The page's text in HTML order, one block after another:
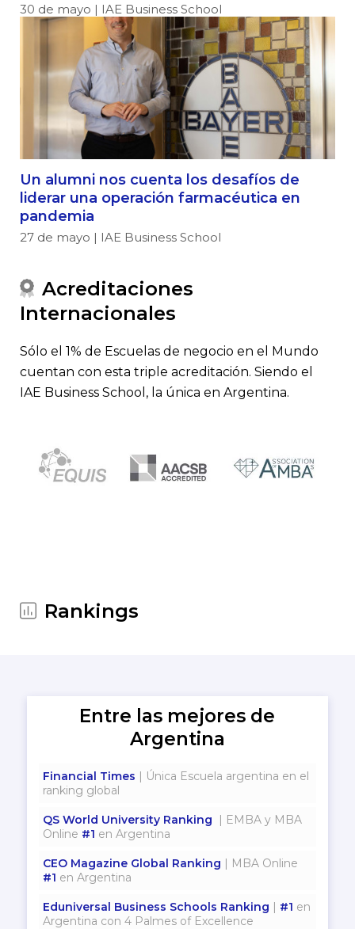
30 de mayo | IAE Business School
Un alumni nos cuenta los desafíos de
liderar una operación farmacéutica en
pandemia
27 de mayo | IAE Business School
Acreditaciones
Internacionales
Sólo el 1% de Escuelas de negocio en el Mundo
cuentan con esta triple acreditación. Siendo el
IAE Business School, la única en Argentina.
Rankings
Entre las mejores de
Argentina
Financial Times | Única Escuela argentina en el
ranking global
QS World University Ranking
| EMBA y MBA
Online #1 en Argentina
CEO Magazine Global Ranking | MBA Online
#1 en Argentina
Eduniversal Business Schools Ranking | #1 en
Argentina con 4 Palmes of Excellence